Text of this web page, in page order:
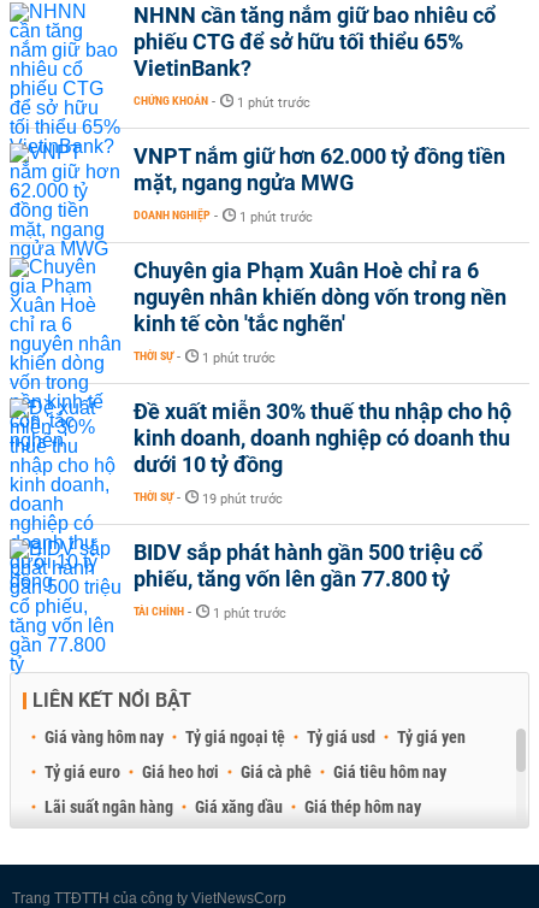
NHNN cần tăng nắm giữ bao nhiêu cổ
phiếu CTG để sở hữu tối thiểu 65%
VietinBank?
CHỨNG KHOÁN - 1 phút trước
VNPT nắm giữ hơn 62.000 tỷ đồng tiền
mặt, ngang ngửa MWG
DOANH NGHIỆP - 1 phút trước
Chuyên gia Phạm Xuân Hoè chỉ ra 6
nguyên nhân khiến dòng vốn trong nền
kinh tế còn 'tắc nghẽn'
THỜI SỰ - 1 phút trước
Đề xuất miễn 30% thuế thu nhập cho hộ
kinh doanh, doanh nghiệp có doanh thu
dưới 10 tỷ đồng
THỜI SỰ - 19 phút trước
BIDV sắp phát hành gần 500 triệu cổ
phiếu, tăng vốn lên gần 77.800 tỷ
TÀI CHÍNH - 1 phút trước
LIÊN KẾT NỔI BẬT
Giá vàng hôm nay Tỷ giá ngoại tệ Tỷ giá usd
Tỷ giá yen
Tỷ giá euro
Giá heo hơi Giá cà phê
Giá tiêu hôm nay
Lãi suất ngân hàng
Giá xăng dầu
Giá thép hôm nay
Trang TTĐTTH của công ty VietNewsCorp